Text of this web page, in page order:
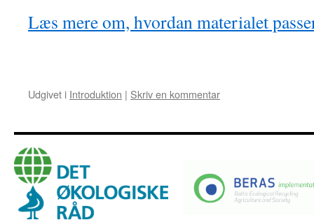
Læs mere om, hvordan materialet
Udgivet i Introduktion | Skriv en kommentar